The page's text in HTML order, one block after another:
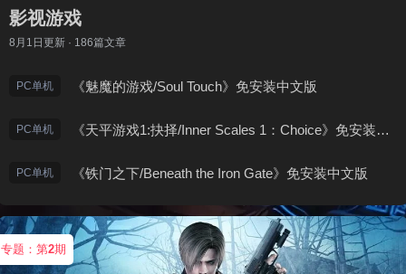
影视游戏
8月1日 更新 · 186篇文章
PC单机 《魅魔的游戏/Soul Touch》免安装中文版
PC单机 《天平游戏1:抉择/Inner Scales 1：Choice》免安装中文版
PC单机 《铁门之下/Beneath the Iron Gate》免安装中文版
专题：第2期